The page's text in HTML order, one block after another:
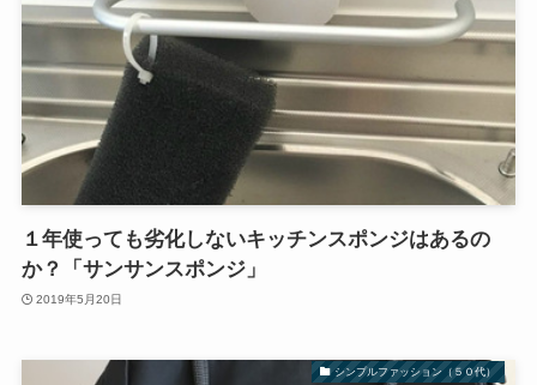
１年使っても劣化しないキッチンスポンジはあるの
か？「サンサンスポンジ」
2019年5月20日
シンプルファッション（５０代）